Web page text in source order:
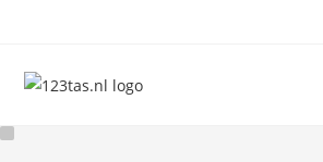
inhoud